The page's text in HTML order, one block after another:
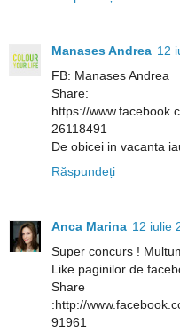
Manases Andrea 12
FB: Manases Andrea
Share:
https://
26118491
De obicei in vacanta
Răspundeți
Anca Marina 12 iulie
Super concurs !
Like paginilor de
:http://
91961